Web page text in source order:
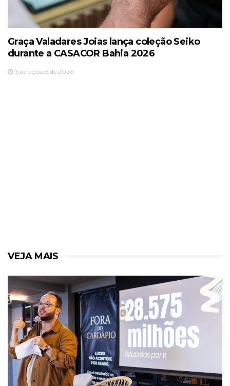
Graça Valadares Joias lança coleção Seiko
durante a CASACOR Bahia 2026
5 de agosto de 2026
VEJA MAIS